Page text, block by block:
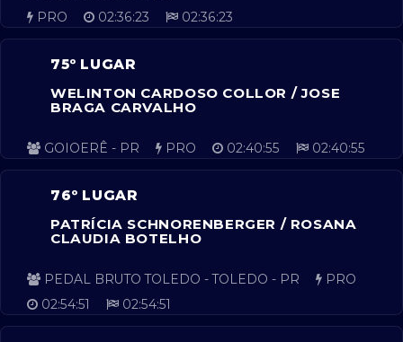
PRO
02:36:23 02:36:23
75º LUGAR
WELINTON CARDOSO COLLOR / JOSE
BRAGA CARVALHO
GOIOERÊ - PR PRO 02:40:55 02:40:55
76º LUGAR
PATRÍCIA SCHNORENBERGER / ROSANA
CLAUDIA BOTELHO
PEDAL BRUTO TOLEDO - TOLEDO - PR
PRO
02:54:51
02:54:51